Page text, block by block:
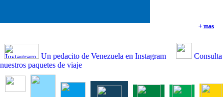
+ mas
+ mas
+ mas
+ mas
Un pedacito de Venezuela en Instagram
Consulta
nuestros paquetes de viaje